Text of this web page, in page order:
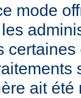
mode
ait été